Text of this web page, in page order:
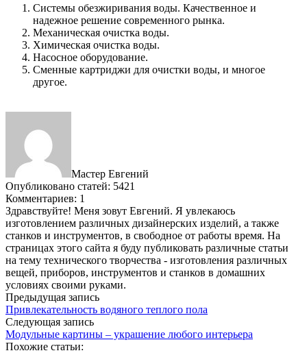
Системы обезжиривания воды. Качественное и
надежное решение современного рынка.
Механическая очистка воды.
Химическая очистка воды.
Насосное оборудование.
Сменные картриджи для очистки воды, и многое
другое.
Мастер Евгений
Опубликовано статей: 5421
Комментариев: 1
Здравствуйте! Меня зовут Евгений. Я увлекаюсь
изготовлением различных дизайнерских изделий, а также
станков и инструментов, в свободное от работы время. На
страницах этого сайта я буду публиковать различные статьи
на тему технического творчества - изготовления различных
вещей, приборов, инструментов и станков в домашних
условиях своими руками.
Предыдущая запись
Привлекательность водяного теплого пола
Следующая запись
Модульные картины – украшение любого интерьера
Похожие статьи: